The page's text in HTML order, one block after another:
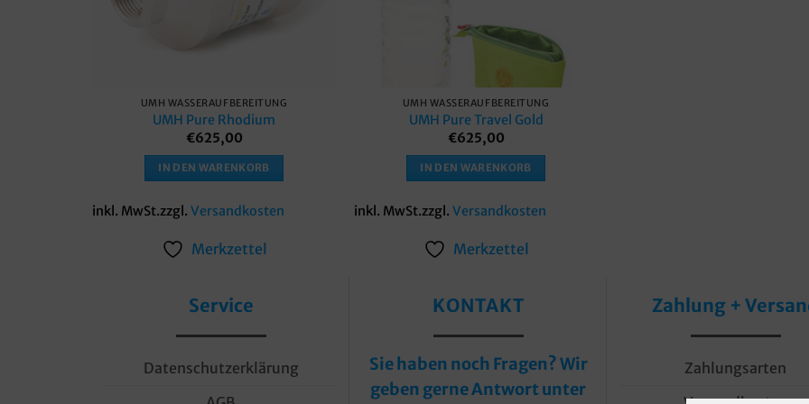
UMH WASSERAUFBEREITUNG
UMH Pure Rhodium
€625,00
IN DEN WARENKORB
inkl. MwSt.zzgl. Versandkosten
Merkzettel
UMH WASSERAUFBEREITUNG
UMH Pure Travel Gold
€625,00
IN DEN WARENKORB
inkl. MwSt.zzgl. Versandkosten
Merkzettel
Service
Datenschutzerklärung
KONTAKT
Sie haben noch Fragen? Wir
geben gerne Antwort unter
Zahlung +
Zahlungsarten